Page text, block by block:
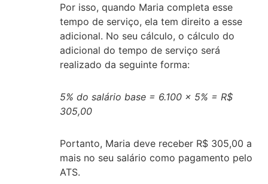
Por isso, quando Maria completa esse
tempo de serviço, ela tem direito a esse
adicional. No seu cálculo, o cálculo do
adicional do tempo de serviço será
realizado da seguinte forma:
5% do salário base = 6.100 x 5% = R$
305,00
Portanto, Maria deve receber R$ 305,00 a
mais no seu salário como pagamento pelo
ATS.